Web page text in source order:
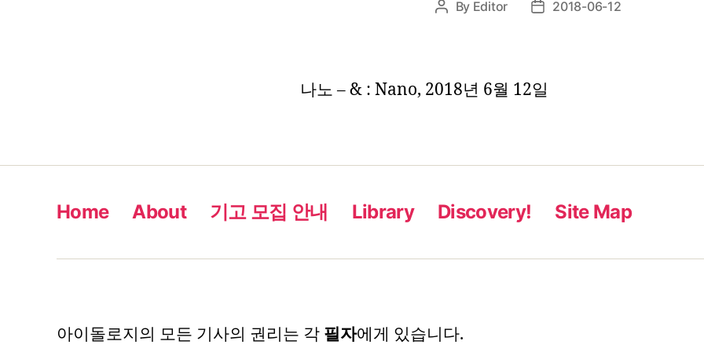
Post
By Editor
Post2018-06-12
나노 – & : Nano, 2018년 6월 12일
Home About 기고 모집 안내 Library Discovery! Site Map
아이돌로지의 모든 기사의 권리는 각 필자에게 있습니다.